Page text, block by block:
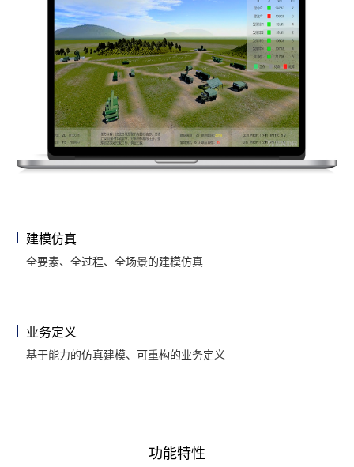
建模仿真
全要素、全过程、全场景的建模仿真
业务定义
基于能力的仿真建模、可重构的业务定义
功能特性